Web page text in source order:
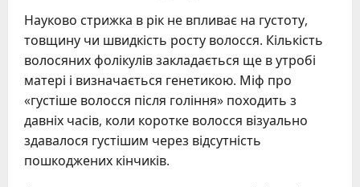
Науково стрижка в рік не впливає на густоту,
товщину чи швидкість росту волосся. Кількість
волосяних фолікулів закладається ще в утробі
матері і визначається генетикою. Міф про
«густіше волосся після гоління» походить з
давніх часів, коли коротке волосся візуально
здавалося густішим через відсутність
пошкоджених кінчиків.